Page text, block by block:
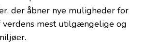
der åbner nye muligheder for
verdens mest utilgængelige og